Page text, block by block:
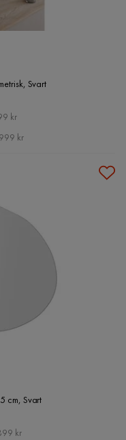
Svart
kr
kr
cm, Svart
kr